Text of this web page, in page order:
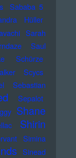
Sababa 5
Hüller
Sarah
Saul
Schürze
Scycs
Sebastian
Sepalot
Shane
Shirin
Simina
Sinead